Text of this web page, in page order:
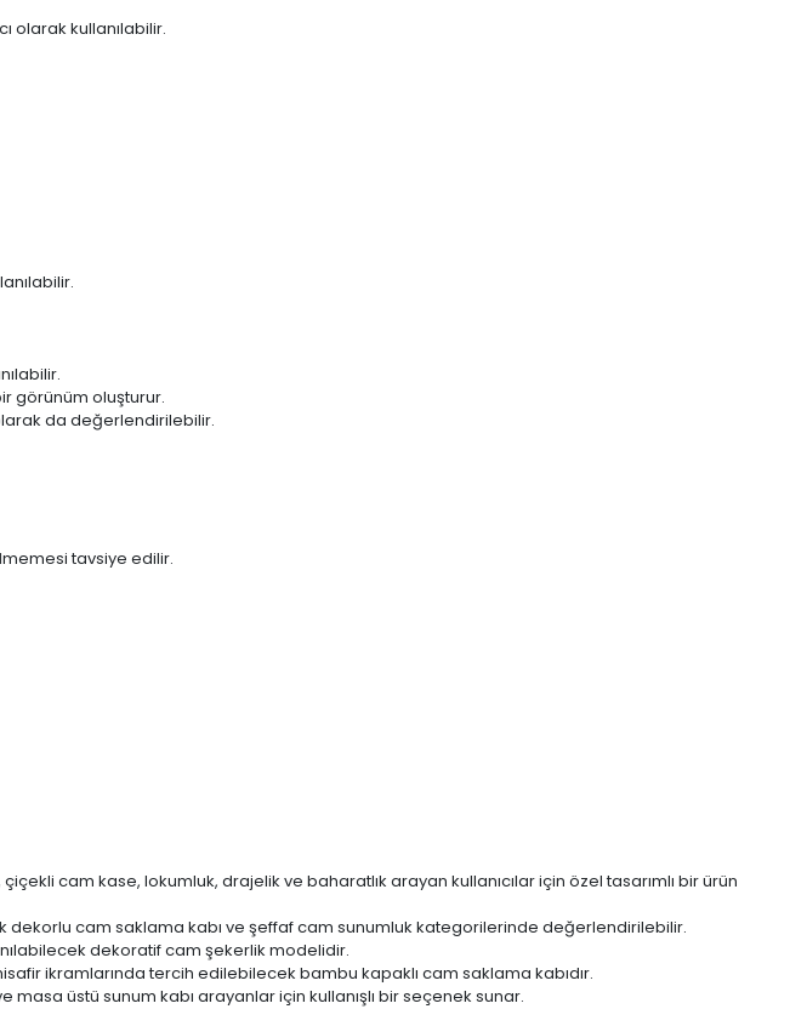
olarak kullanılabilir.
görünüm oluşturur.
da değerlendirilebilir.
tavsiye edilir.
cam kase, lokumluk, drajelik ve baharatlık arayan kullanıcılar için özel tasarımlı bir ürün
dekorlu cam saklama kabı ve şeffaf cam sunumluk kategorilerinde değerlendirilebilir.
dekoratif cam şekerlik modelidir.
ikramlarında tercih edilebilecek bambu kapaklı cam saklama kabıdır.
üstü sunum kabı arayanlar için kullanışlı bir seçenek sunar.